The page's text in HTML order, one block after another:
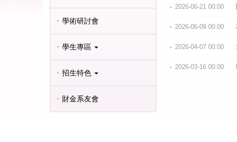
學術研討會
學生專區
招生特色
財金系友會
2026-06-21 00:00
2026-06-09 00:00
2026-04-07 00:00
2026-03-16 00:00